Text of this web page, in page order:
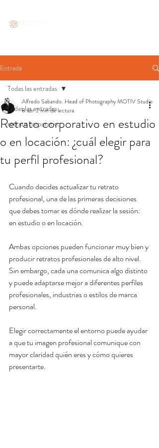
Entrada
Todas las entradas
retrato corporativo
Todas las entradas
Retrato corporativo en estudio
o en locación: ¿cuál elegir para
tu perfil profesional?
Alfredo Sabando. Head of Photography MOTIV Studio
8 abr2 min de lectura
Cuando decides actualizar tu retrato
profesional, una de las primeras decisiones
que debes tomar es dónde realizar la sesión:
en estudio o en locación.
Ambas opciones pueden funcionar muy bien y
producir retratos profesionales de alto nivel.
Sin embargo, cada una comunica algo distinto
y puede adaptarse mejor a diferentes perfiles
profesionales, industrias o estilos de marca
personal.
Elegir correctamente el entorno puede ayudar
a que tu imagen profesional comunique con
mayor claridad quién eres y cómo quieres
presentarte.